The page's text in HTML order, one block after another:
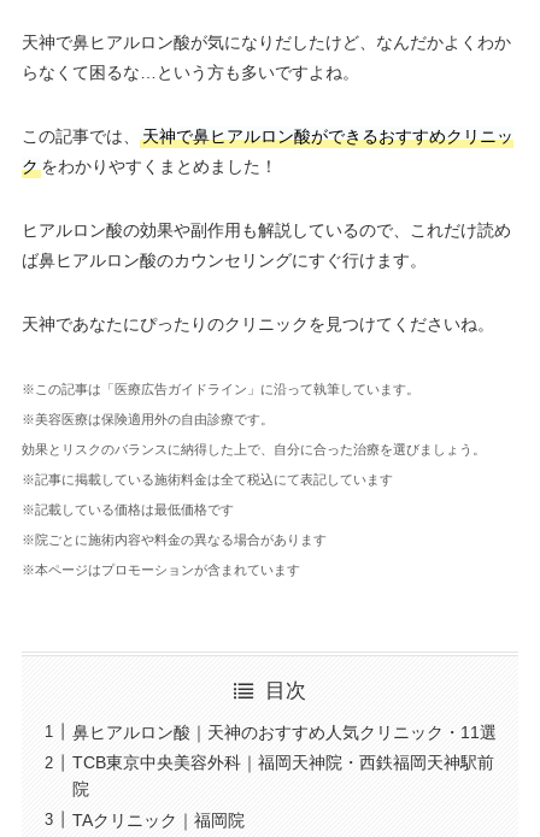
天神で鼻ヒアルロン酸が気になりだしたけど、なんだかよくわか
らなくて困るな…という方も多いですよね。
この記事では、
天神で鼻ヒアルロン酸ができるおすすめクリニッ
クをわかりやすくまとめました！
ヒアルロン酸の効果や副作用も解説しているので、これだけ読め
ば鼻ヒアルロン酸のカウンセリングにすぐ行けます。
天神であなたにぴったりのクリニックを見つけてくださいね。
※この記事は「医療広告ガイドライン」に沿って執筆しています。
※美容医療は保険適用外の自由診療です。
効果とリスクのバランスに納得した上で、自分に合った治療を選びましょう。
※記事に掲載している施術料金は全て税込にて表記しています
※記載している価格は最低価格です
※院ごとに施術内容や料金の異なる場合があります
※本ページはプロモーションが含まれています
目次
鼻ヒアルロン酸｜天神のおすすめ人気クリニック・11選
TCB東京中央美容外科｜福岡天神院・西鉄福岡天神駅前
院
TAクリニック｜福岡院